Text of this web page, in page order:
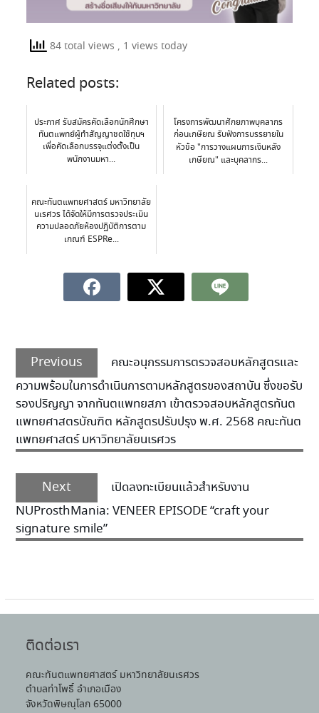
84 total views , 1 views today
Related posts:
ประกาศ รับสมัครคัดเลือกนักศึกษา
ทันตแพทย์ผู้ทำสัญญาชดใช้ทุนฯ
เพื่อคัดเลือกบรรจุแต่งตั้งเป็น
พนักงานมหา...
โครงการพัฒนาศักยภาพบุคลากร
ก่อนเกษียณ รับฟังการบรรยายใน
หัวข้อ "การวางแผนการเงินหลัง
เกษียณ" และบุคลากร...
คณะทันตแพทยศาสตร์ มหาวิทยาลัย
นเรศวร ได้จัดให้มีการตรวจประเมิน
ความปลอดภัยห้องปฏิบัติการตาม
เกณฑ์ ESPRe...
Previous
คณะอนุกรรมการตรวจสอบหลักสูตรและ
ความพร้อมในการดำเนินการตามหลักสูตรของสถาบัน ซึ่งขอรับ
รองปริญญา จากทันตแพทยสภา เข้าตรวจสอบหลักสูตรทันต
แพทยศาสตรบัณฑิต หลักสูตรปรับปรุง พ.ศ. 2568 คณะทันต
แพทยศาสตร์ มหาวิทยาลัยนเรศวร
Next
เปิดลงทะเบียนแล้วสำหรับงาน
NUProsthMania: VENEER EPISODE “craft your
signature smile”
ติดต่อเรา
คณะทันตแพทยศาสตร์ มหาวิทยาลัยนเรศวร
ตำบลท่าโพธิ์ อำเภอเมือง
จังหวัดพิษณุโลก 65000